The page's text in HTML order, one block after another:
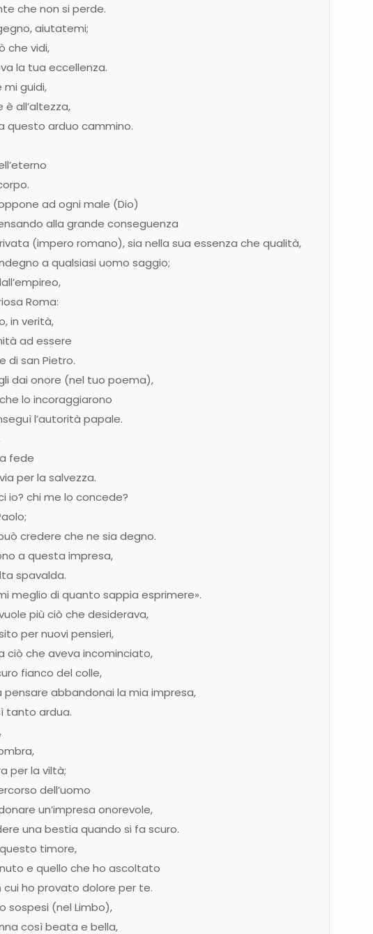
che non si perde.
aiutatemi;
che vidi,
la tua eccellenza.
mi guidi,
è all’altezza,
questo arduo cammino.
ad ogni male (Dio)
alla grande conseguenza
(impero romano), sia nella sua essenza che qualità,
a qualsiasi uomo saggio;
Roma:
in verità,
ad essere
di san Pietro.
dai onore (nel tuo poema),
lo incoraggiarono
l’autorità papale.
fede
per la salvezza.
io? chi me lo concede?
credere che ne sia degno.
a questa impresa,
spavalda.
meglio di quanto sappia esprimere».
più ciò che desiderava,
per nuovi pensieri,
ciò che aveva incominciato,
fianco del colle,
abbandonai la mia impresa,
tanto ardua.
per la viltà;
dell’uomo
un’impresa onorevole,
una bestia quando si fa scuro.
timore,
e quello che ho ascoltato
ho provato dolore per te.
sospesi (nel Limbo),
così beata e bella,